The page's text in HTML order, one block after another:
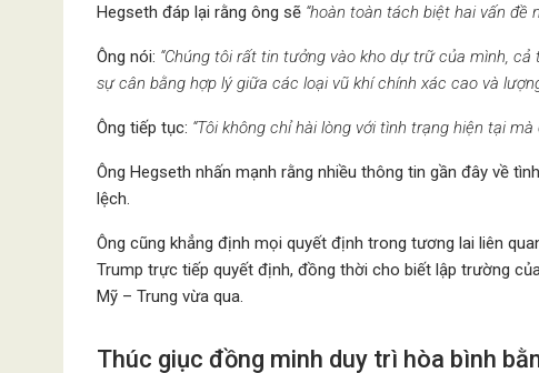
Hegseth đáp lại rằng ông sẽ “hoàn toàn tách biệt hai vấn đề
Ông nói: “Chúng tôi rất tin tưởng vào kho dự trữ của mình,
sự cân bằng hợp lý giữa các loại vũ khí chính xác cao và
Ông tiếp tục: “Tôi không chỉ hài lòng với tình trạng hiện tại
Ông Hegseth nhấn mạnh rằng nhiều thông tin gần đây về
lệch.
Ông cũng khẳng định mọi quyết định trong tương lai liên
Trump trực tiếp quyết định, đồng thời cho biết lập trường
Mỹ – Trung vừa qua.
Thúc giục đồng minh duy trì hòa bình